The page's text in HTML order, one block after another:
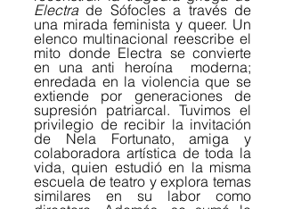
Electra de Sófocles a través de
una mirada feminista y queer. Un
elenco multinacional reescribe el
mito donde Electra se convierte
en una anti heroína  moderna;
enredada en la violencia que se
extiende por generaciones de
supresión patriarcal. Tuvimos el
privilegio de recibir la invitación
de Nela Fortunato, amiga y
colaboradora artística de toda la
vida, quien estudió en la misma
escuela de teatro y explora temas
similares en su labor como